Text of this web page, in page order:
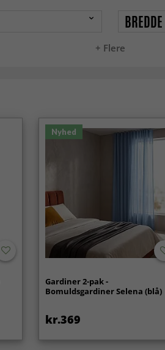
+ Flere
BREDDE
Nyhed
Gardiner 2-pak -
Bomuldsgardiner Selena (blå)
kr.369